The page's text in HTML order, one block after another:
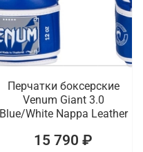
Перчатки боксерские
Venum Giant 3.0
Blue/White Nappa Leather
15 790 ₽